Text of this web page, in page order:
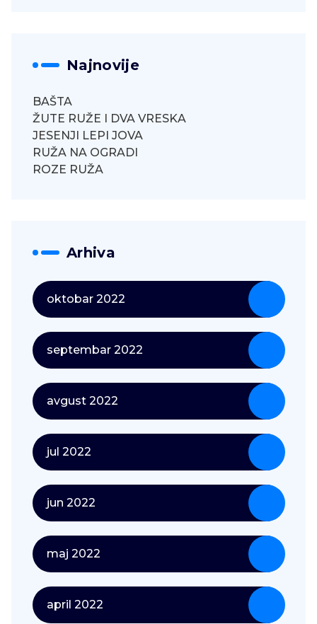
Najnovije
BAŠTA
ŽUTE RUŽE I DVA VRESKA
JESENJI LEPI JOVA
RUŽA NA OGRADI
ROZE RUŽA
Arhiva
oktobar 2022
septembar 2022
avgust 2022
jul 2022
jun 2022
maj 2022
april 2022